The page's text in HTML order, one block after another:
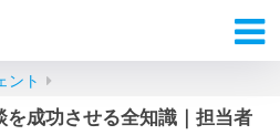
ント
成功させる全知識｜担当者